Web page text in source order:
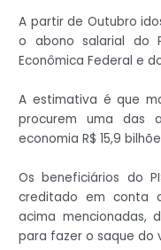
A partir de Outubro
o abono salarial do
Econômica Federal e
A estimativa é que
procurem uma das
economia R$ 15,9
Os beneficiários do
creditado em conta
acima mencionadas,
para fazer o saque do